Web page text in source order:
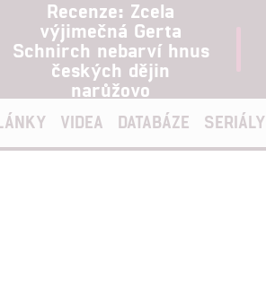
Recenze: Zcela
výjimečná Gerta
Schnirch nebarví hnus
českých dějin
narůžovo
VIDEA DATABÁZE SERIÁLY